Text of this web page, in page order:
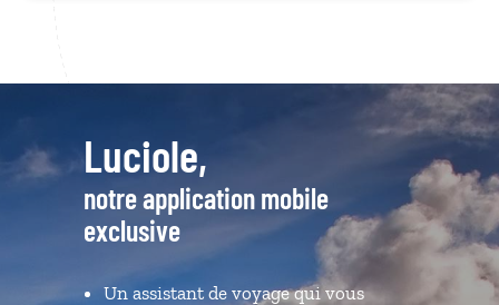
Luciole,
notre application mobile
exclusive
Un assistant de voyage qui vous